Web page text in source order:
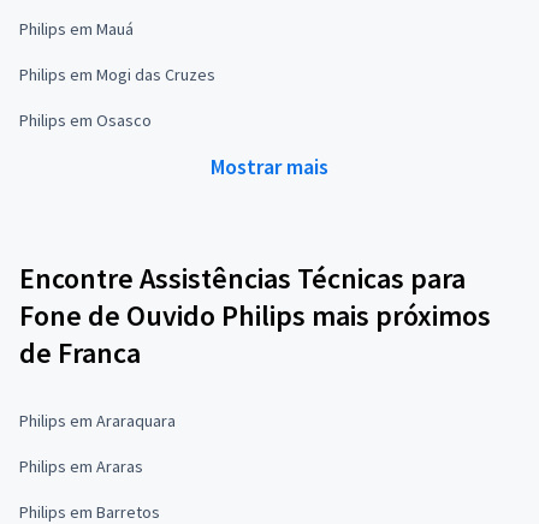
Philips em Mauá
Philips em Mogi das Cruzes
Philips em Osasco
Mostrar mais
Encontre Assistências Técnicas para
Fone de Ouvido Philips mais próximos
de Franca
Philips em Araraquara
Philips em Araras
Philips em Barretos